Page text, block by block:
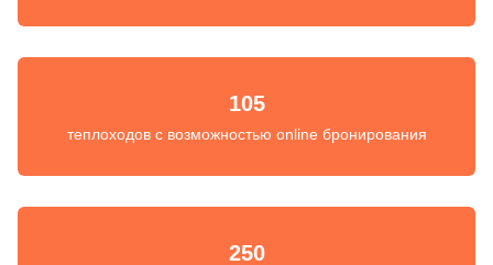
105
теплоходов с возможностью online бронирования
250